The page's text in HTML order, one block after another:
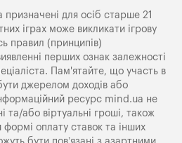
для осіб старше 21
іграх може викликати ігрову
правил (принципів)
перших ознак залежності
Пам'ятайте, що участь в
джерелом доходів або
ресурс mind.ua не
та/або віртуальні гроші, також
формі оплату ставок та інших